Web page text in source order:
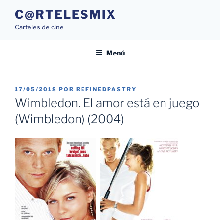
contenido
C@RTELESMIX
Carteles de cine
Menú
PUBLICADO
EL
17/05/2018 POR REFINEDPASTRY
Wimbledon. El amor está en juego
(Wimbledon) (2004)